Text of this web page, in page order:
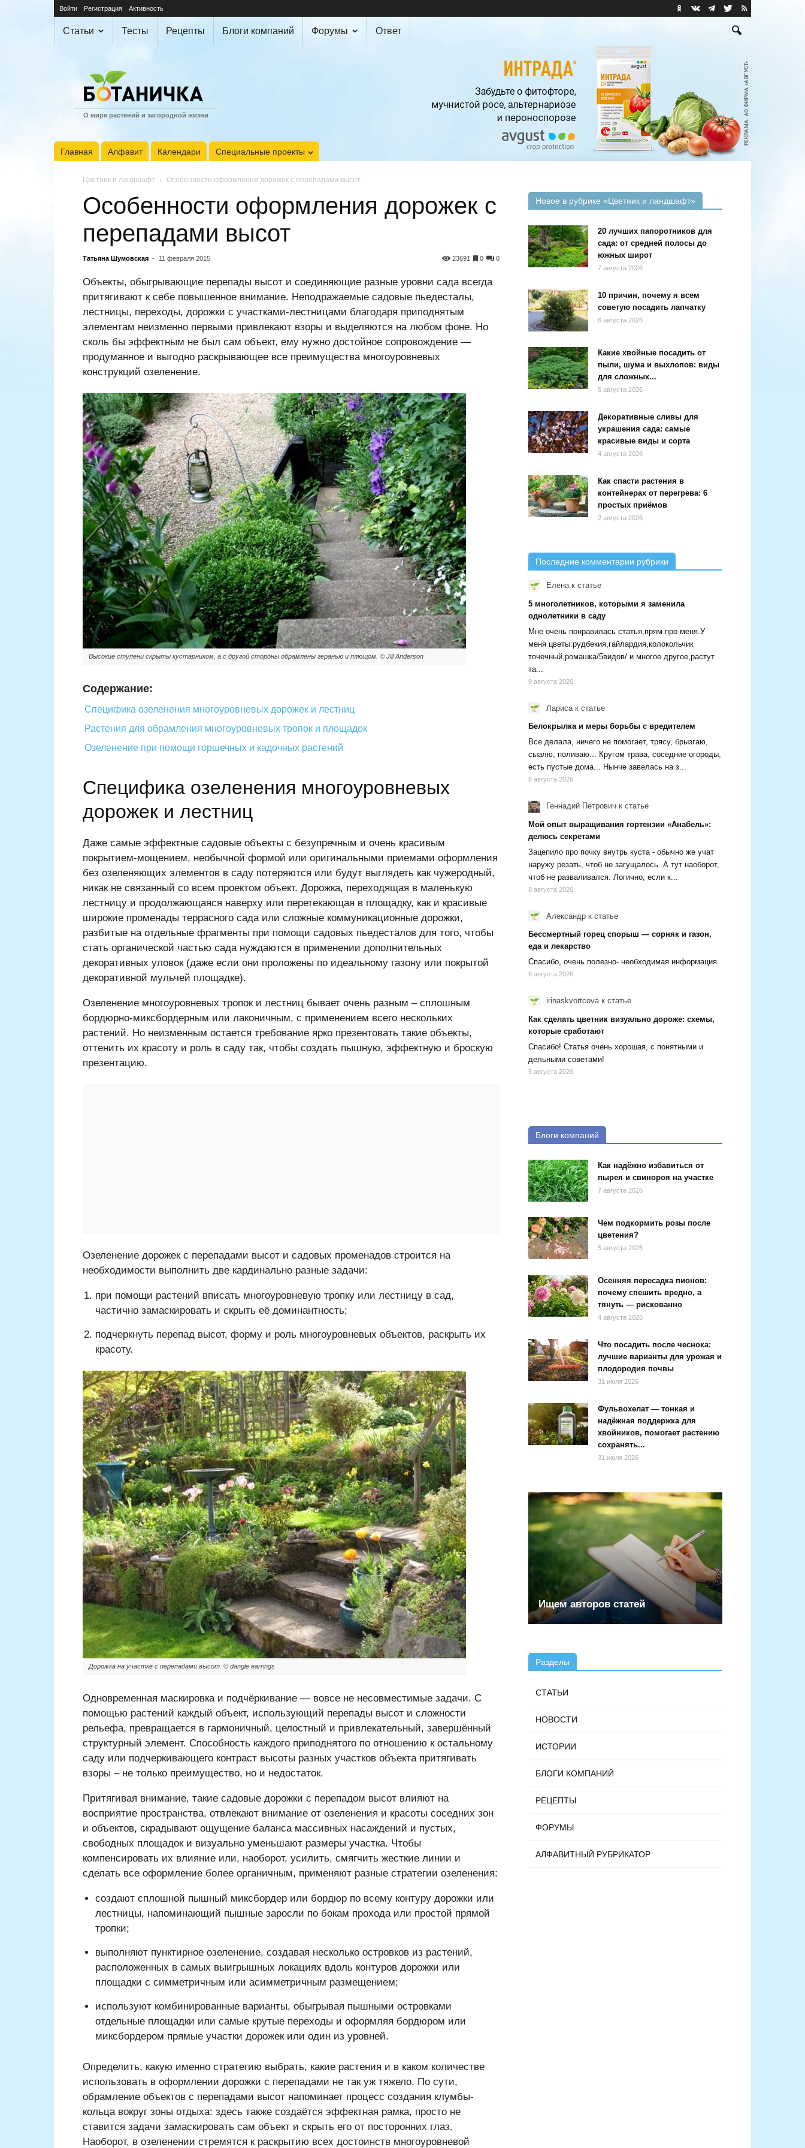
Войти Регистрация Активность
Статьи Тесты Рецепты Блоги компаний Форумы Ответ
О мире растений и загородной жизни
Главная Алфавит Календари Специальные проекты
Цветник и ландшафт Особенности оформления дорожек с перепадами высот
Особенности оформления дорожек с
перепадами высот
Татьяна Шумовская - 11 февраля 2015 0
0
23691
Объекты, обыгрывающие перепады высот и соединяющие разные уровни сада всегда
притягивают к себе повышенное внимание. Неподражаемые садовые пьедесталы,
лестницы, переходы, дорожки с участками-лестницами благодаря приподнятым
элементам неизменно первыми привлекают взоры и выделяются на любом фоне. Но
сколь бы эффектным не был сам объект, ему нужно достойное сопровождение —
продуманное и выгодно раскрывающее все преимущества многоуровневых
конструкций озеленение.
Высокие ступени скрыты кустарником, а с другой стороны обрамлены геранью и плющом. © Jill Anderson
Содержание:
Специфика озеленения многоуровневых дорожек и лестниц
Растения для обрамления многоуровневых тропок и площадок
Озеленение при помощи горшечных и кадочных растений
Специфика озеленения многоуровневых
дорожек и лестниц
Даже самые эффектные садовые объекты с безупречным и очень красивым
покрытием-мощением, необычной формой или оригинальными приемами оформления
без озеленяющих элементов в саду потеряются или будут выглядеть как чужеродный,
никак не связанный со всем проектом объект. Дорожка, переходящая в маленькую
лестницу и продолжающаяся наверху или перетекающая в площадку, как и красивые
широкие променады террасного сада или сложные коммуникационные дорожки,
разбитые на отдельные фрагменты при помощи садовых пьедесталов для того, чтобы
стать органической частью сада нуждаются в применении дополнительных
декоративных уловок (даже если они проложены по идеальному газону или покрытой
декоративной мульчей площадке).
Озеленение многоуровневых тропок и лестниц бывает очень разным – сплошным
бордюрно-миксбордерным или лаконичным, с применением всего нескольких
растений. Но неизменным остается требование ярко презентовать такие объекты,
оттенить их красоту и роль в саду так, чтобы создать пышную, эффектную и броскую
презентацию.
Озеленение дорожек с перепадами высот и садовых променадов строится на
необходимости выполнить две кардинально разные задачи:
при помощи растений вписать многоуровневую тропку или лестницу в сад,
частично замаскировать и скрыть её доминантность;
подчеркнуть перепад высот, форму и роль многоуровневых объектов, раскрыть их
красоту.
Дорожка на участке с перепадами высот. © dangle earrings
Одновременная маскировка и подчёркивание — вовсе не несовместимые задачи. С
помощью растений каждый объект, использующий перепады высот и сложности
рельефа, превращается в гармоничный, целостный и привлекательный, завершённый
структурный элемент. Способность каждого приподнятого по отношению к остальному
саду или подчеркивающего контраст высоты разных участков объекта притягивать
взоры – не только преимущество, но и недостаток.
Притягивая внимание, такие садовые дорожки с перепадом высот влияют на
восприятие пространства, отвлекают внимание от озеленения и красоты соседних зон
и объектов, скрадывают ощущение баланса массивных насаждений и пустых,
свободных площадок и визуально уменьшают размеры участка. Чтобы
компенсировать их влияние или, наоборот, усилить, смягчить жесткие линии и
сделать все оформление более органичным, применяют разные стратегии озеленения:
создают сплошной пышный миксбордер или бордюр по всему контуру дорожки или
лестницы, напоминающий пышные заросли по бокам прохода или простой прямой
тропки;
выполняют пунктирное озеленение, создавая несколько островков из растений,
расположенных в самых выигрышных локациях вдоль контуров дорожки или
площадки с симметричным или асимметричным размещением;
используют комбинированные варианты, обыгрывая пышными островками
отдельные площадки или самые крутые переходы и оформляя бордюром или
миксбордером прямые участки дорожек или один из уровней.
Определить, какую именно стратегию выбрать, какие растения и в каком количестве
использовать в оформлении дорожки с перепадами не так уж тяжело. По сути,
обрамление объектов с перепадами высот напоминает процесс создания клумбы-
кольца вокруг зоны отдыха: здесь также создаётся эффектная рамка, просто не
ставится задачи замаскировать сам объект и скрыть его от посторонних глаз.
Наоборот, в озеленении стремятся к раскрытию всех достоинств многоуровневой
Новое в рубрике «Цветник и ландшафт»
20 лучших папоротников для
сада: от средней полосы до
южных широт
7 августа 2026
10 причин, почему я всем
советую посадить лапчатку
6 августа 2026
Какие хвойные посадить от
пыли, шума и выхлопов: виды
для сложных...
5 августа 2026
Декоративные сливы для
украшения сада: самые
красивые виды и сорта
4 августа 2026
Как спасти растения в
контейнерах от перегрева: 6
простых приёмов
2 августа 2026
Последние комментарии рубрики
Еленак статье
5 многолетников, которыми я заменила
однолетники в саду
Мне очень понравилась статья,прям про меня.У
меня цветы:рудбекия,гайлардия,колокольчик
точечный,ромашка/5видов/ и многое другое,растут
та...
9 августа 2026
Лариса к статье
Белокрылка и меры борьбы с вредителем
Все делала, ничего не помогает, трясу, брызгаю,
сыалю, поливаю... Кругом трава, соседние огороды,
есть пустые дома... Нынче завелась на з...
8 августа 2026
Геннадий Петрович к статье
Мой опыт выращивания гортензии «Анабель»:
делюсь секретами
Зацепило про почку внутрь куста - обычно же учат
наружу резать, чтоб не загущалось. А тут наоборот,
чтоб не разваливался. Логично, если к...
8 августа 2026
Александр к статье
Бессмертный горец спорыш — сорняк и газон,
еда и лекарство
Спасибо, очень полезно- необходимая информация.
6 августа 2026
irinaskvortcovaк статье
Как сделать цветник визуально дороже: схемы,
которые сработают
Спасибо! Статья очень хорошая, с понятными и
дельными советами!
5 августа 2026
Блоги компаний
Как надёжно избавиться от
пырея и свинороя на участке
7 августа 2026
Чем подкормить розы после
цветения?
5 августа 2026
Осенняя пересадка пионов:
почему спешить вредно, а
тянуть — рискованно
4 августа 2026
Что посадить после чеснока:
лучшие варианты для урожая и
плодородия почвы
31 июля 2026
Фульвохелат — тонкая и
надёжная поддержка для
хвойников, помогает растению
сохранять...
31 июля 2026
Ищем авторов статей
Разделы
СТАТЬИ
НОВОСТИ
ИСТОРИИ
БЛОГИ КОМПАНИЙ
РЕЦЕПТЫ
ФОРУМЫ
АЛФАВИТНЫЙ РУБРИКАТОР